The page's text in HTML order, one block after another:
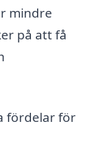
mindre
på att få
fördelar för